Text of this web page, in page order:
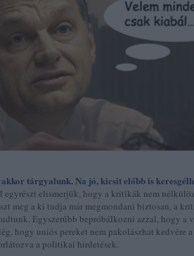
tárgyalunk. Na jó, kicsit előbb is
egyrészt elismerjük, hogy a kritikák nem
meg a ki tudja már megmondani biztosan, a
Egyszerűbb bepróbálkozni azzal, hogy a
hogy uniós pereket nem pakolászhat kedvére a
a politikai hirdetések.